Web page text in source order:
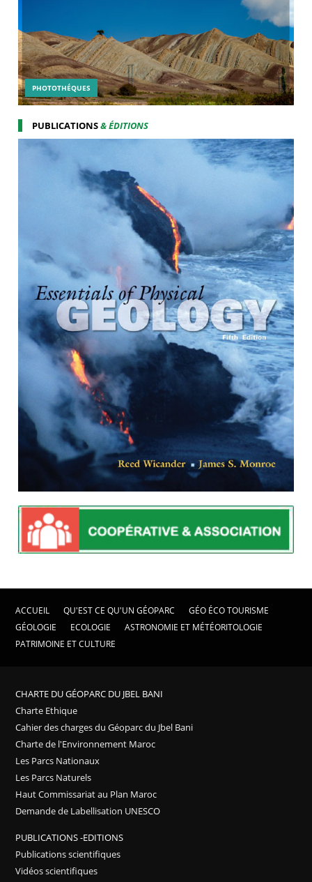
PHOTOTHÉQUES
PUBLICATIONS& ÉDITIONS
ACCUEIL QU'EST CE QU'UN GÉOPARC
GÉO ÉCO TOURISME
GÉOLOGIE
ECOLOGIE
ASTRONOMIE ET MÉTÉORITOLOGIE
PATRIMOINE ET CULTURE
CHARTE DU GÉOPARC DU JBEL BANI
Charte Ethique
Cahier des charges du Géoparc du Jbel Bani
Charte de l'Environnement Maroc
Les Parcs Nationaux
Les Parcs Naturels
Haut Commissariat au Plan Maroc
Demande de Labellisation UNESCO
PUBLICATIONS -EDITIONS
Publications scientifiques
Vidéos scientifiques